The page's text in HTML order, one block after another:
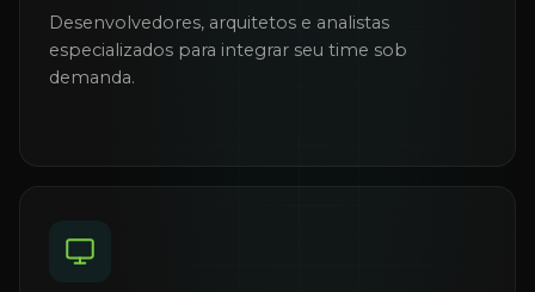
Desenvolvedores, arquitetos e analistas
especializados para integrar seu time sob
demanda.